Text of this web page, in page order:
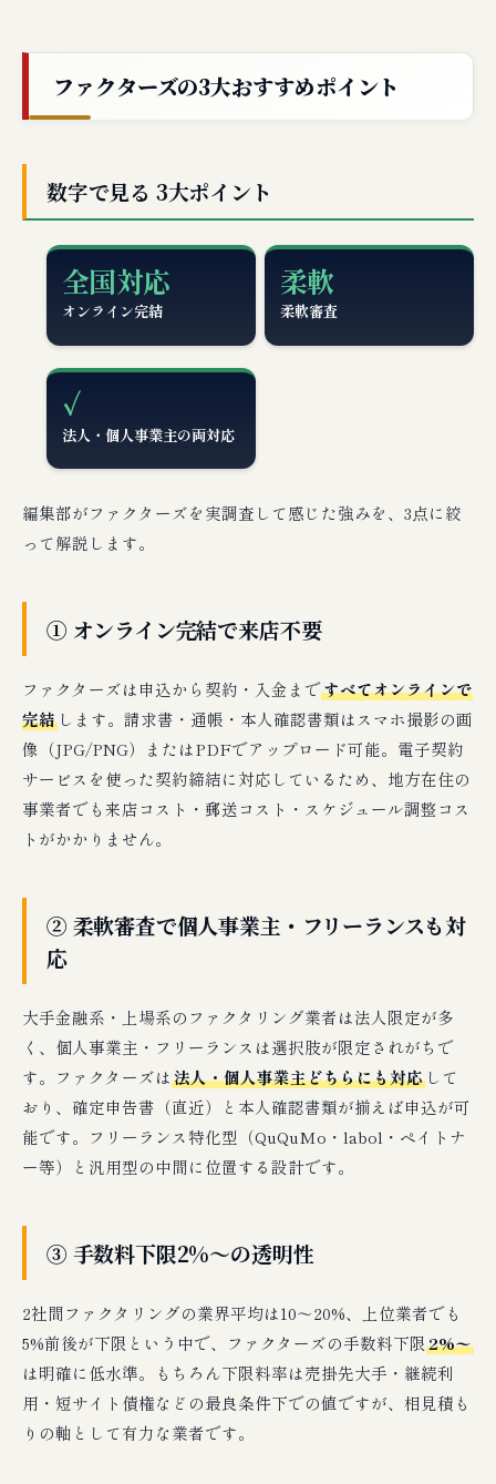
ファクターズの3大おすすめポイント
数字で見る 3大ポイント
全国対応
オンライン完結
柔軟
柔軟審査
✓
法人・個人事業主の両対応
編集部がファクターズを実調査して感じた強みを、3点に絞
って解説します。
① オンライン完結で来店不要
ファクターズは申込から契約・入金まですべてオンラインで
完結 します。請求書・通帳・本人確認書類はスマホ撮影の画
像（JPG/PNG）またはPDFでアップロード可能。電子契約
サービスを使った契約締結に対応しているため、地方在住の
事業者でも来店コスト・郵送コスト・スケジュール調整コス
トがかかりません。
② 柔軟審査で個人事業主・フリーランスも対
応
大手金融系・上場系のファクタリング業者は法人限定が多
く、個人事業主・フリーランスは選択肢が限定されがちで
す。ファクターズは法人・個人事業主どちらにも対応 して
おり、確定申告書（直近）と本人確認書類が揃えば申込が可
能です。フリーランス特化型（QuQuMo・labol・ペイトナ
ー等）と汎用型の中間に位置する設計です。
③ 手数料下限2%〜の透明性
2社間ファクタリングの業界平均は10〜20%、上位業者でも
5%前後が下限という中で、ファクターズの手数料下限2%〜
は明確に低水準。もちろん下限料率は売掛先大手・継続利
用・短サイト債権などの最良条件下での値ですが、相見積も
りの軸として有力な業者です。